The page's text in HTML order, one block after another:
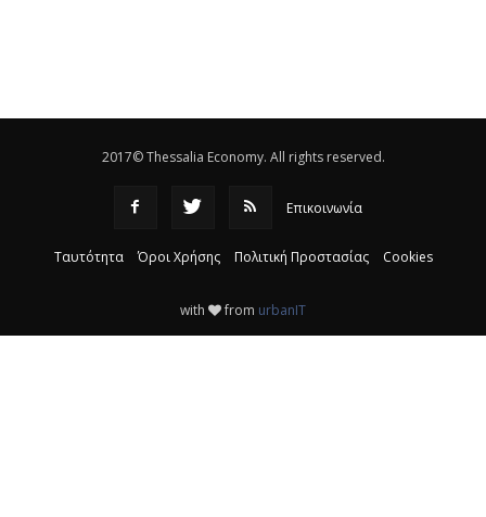
2017© Thessalia Economy. All rights reserved.
Επικοινωνία
Ταυτότητα Όροι Χρήσης Πολιτική Προστασίας Cookies
with from urbanIT